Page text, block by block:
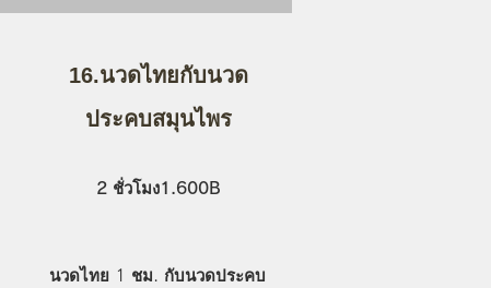
16.นวดไทยกับนวด
ประคบสมุนไพร
2 ชั่วโมง1.600B
นวดไทย 1 ชม. กับนวดประคบ